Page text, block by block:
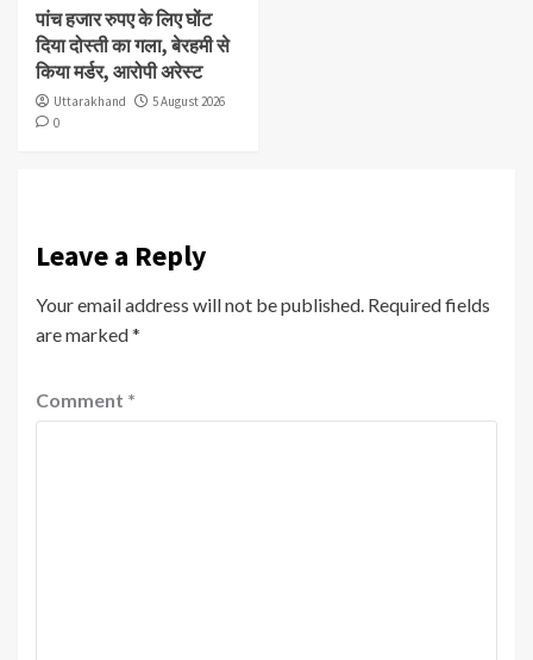
पांच हजार रुपए के लिए घोंट
दिया दोस्ती का गला, बेरहमी से
किया मर्डर, आरोपी अरेस्ट
Uttarakhand
5 August 2026
0
Leave a Reply
Your email address will not be published. Required fields
are marked*
Comment *